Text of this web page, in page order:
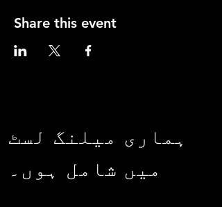
Share this event
ہماری میلنگ لسٹ
میں شامل ہوں۔